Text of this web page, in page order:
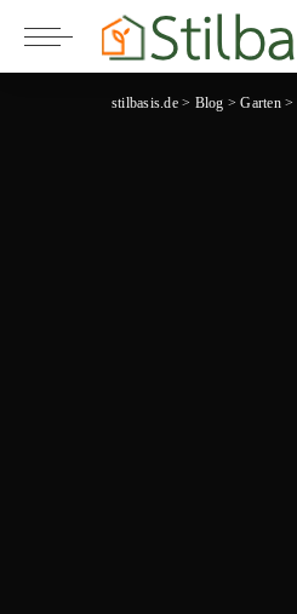
stilbasis.de> Blog >Garten>